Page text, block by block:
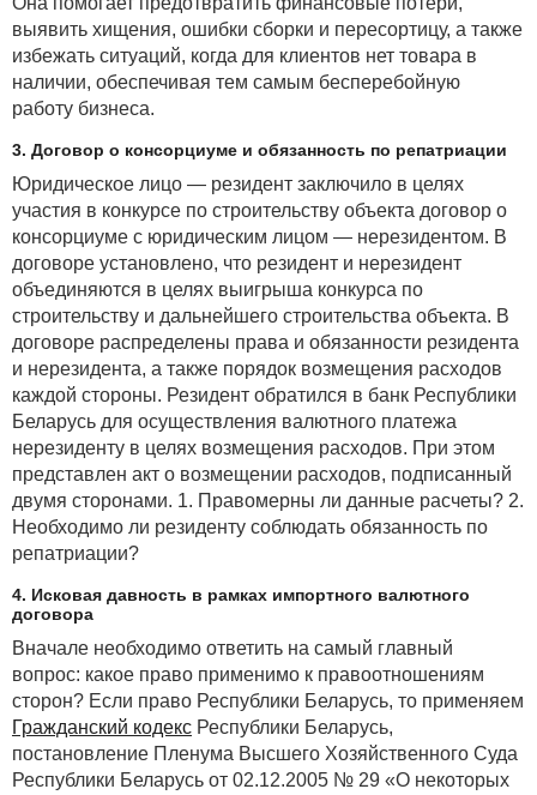
выявить хищения, ошибки сборки и пересортицу, а также
избежать ситуаций, когда для клиентов нет товара в
наличии, обеспечивая тем самым бесперебойную
работу бизнеса.
3. Договор о консорциуме и обязанность по репатриации
Юридическое лицо — резидент заключило в целях
участия в конкурсе по строительству объекта договор о
консорциуме с юридическим лицом — нерезидентом. В
договоре установлено, что резидент и нерезидент
объединяются в целях выигрыша конкурса по
строительству и дальнейшего строительства объекта. В
договоре распределены права и обязанности резидента
и нерезидента, а также порядок возмещения расходов
каждой стороны. Резидент обратился в банк Республики
Беларусь для осуществления валютного платежа
нерезиденту в целях возмещения расходов. При этом
представлен акт о возмещении расходов, подписанный
двумя сторонами. 1. Правомерны ли данные расчеты? 2.
Необходимо ли резиденту соблюдать обязанность по
репатриации?
4. Исковая давность в рамках импортного валютного
договора
Вначале необходимо ответить на самый главный
вопрос: какое право применимо к правоотношениям
сторон? Если право Республики Беларусь, то применяем
Гражданский кодекс Республики Беларусь,
постановление Пленума Высшего Хозяйственного Суда
Республики Беларусь от 02.12.2005 № 29 «О некоторых